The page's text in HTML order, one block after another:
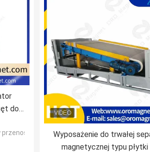
do
Wyposażenie do trwałej
magnetycznej typu płytki